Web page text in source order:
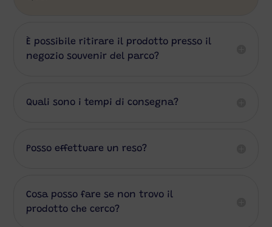
È possibile ritirare il prodotto presso il
negozio souvenir del parco?
Quali sono i tempi di consegna?
Posso effettuare un reso?
Cosa posso fare se non trovo il
prodotto che cerco?